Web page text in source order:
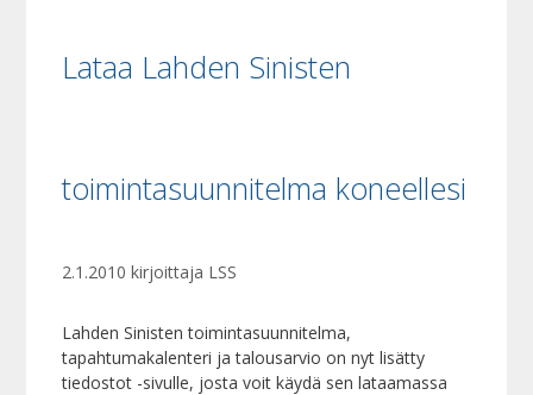
Lataa Lahden Sinisten
toimintasuunnitelma koneellesi
2.1.2010 kirjoittaja LSS
Lahden Sinisten toimintasuunnitelma,
tapahtumakalenteri ja talousarvio on nyt lisätty
tiedostot -sivulle, josta voit käydä sen lataamassa